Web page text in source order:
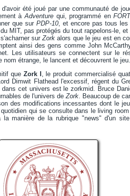
été joué par une communauté de
àAdventurequi, programmé en
que surPDP-10, et encore pas tous
MIT, pas protégés du tout rappelons-le,
surZork alors que le jeu est en
ainsi des gens comme John
Les utilisateurs se connectent sur le
nom étrange, le lancent et découvrent le jeu.
que Zork I , le produit commercialisé
Dimwit Flathead l'excessif, régent du
cet univers est le zorkmid. Bruce
de l'univers deZork. Beaucoup de
des modifications incessantes dont le
qui se consulte dans le living
manière de la rubrique "news" d'un